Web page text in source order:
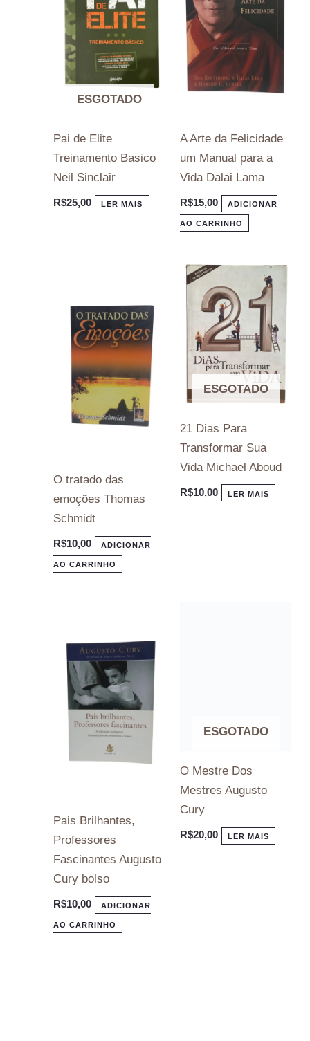
ESGOTADO
Pai de Elite
Treinamento Basico
Neil Sinclair
R$25,00 LER MAIS
A Arte da Felicidade
um Manual para a
Vida Dalai Lama
R$15,00 ADICIONAR
AO CARRINHO
O tratado das
emoções Thomas
Schmidt
R$10,00 ADICIONAR
AO CARRINHO
ESGOTADO
21 Dias Para
Transformar Sua
Vida Michael Aboud
R$10,00 LER MAIS
Pais Brilhantes,
Professores
Fascinantes Augusto
Cury bolso
R$10,00 ADICIONAR
AO CARRINHO